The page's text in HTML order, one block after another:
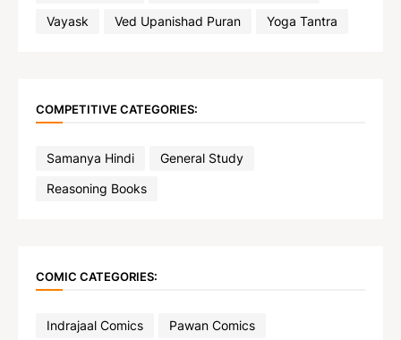
Vayask
Ved Upanishad Puran Yoga Tantra
COMPETITIVE CATEGORIES:
Samanya Hindi
General Study
Reasoning Books
COMIC CATEGORIES:
Indrajaal Comics
Pawan Comics